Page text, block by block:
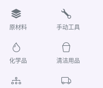
原材料 手动工具
化学品 清洁用品